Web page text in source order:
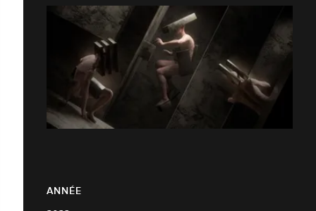
ANNÉE